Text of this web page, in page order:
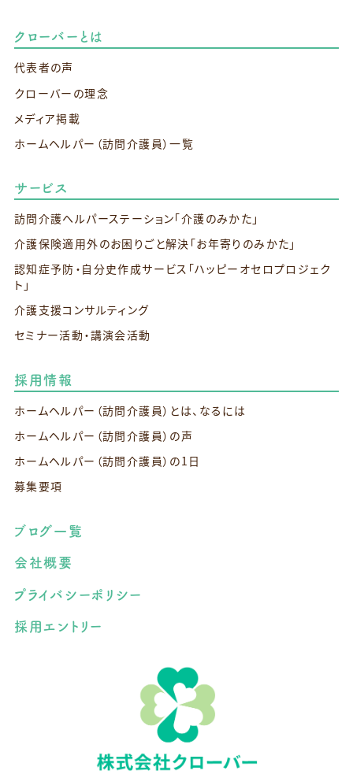
クローバーとは
代表者の声
クローバーの理念
メディア掲載
ホームヘルパー（訪問介護員）一覧
サービス
訪問介護ヘルパーステーション「介護のみかた」
介護保険適用外のお困りごと解決 「お年寄りのみかた」
認知症予防・自分史作成サービス 「ハッピーオセロプロジェク
ト」
介護支援コンサルティング
セミナー活動・講演会活動
採用情報
ホームヘルパー（訪問介護員）とは、なるには
ホームヘルパー（訪問介護員）の声
ホームヘルパー（訪問介護員）の1日
募集要項
ブログ一覧
会社概要
プライバシーポリシー
採用エントリー